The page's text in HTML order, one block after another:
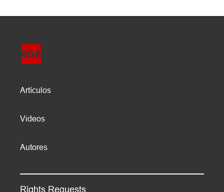
Artículos
Videos
Autores
Rights Requests